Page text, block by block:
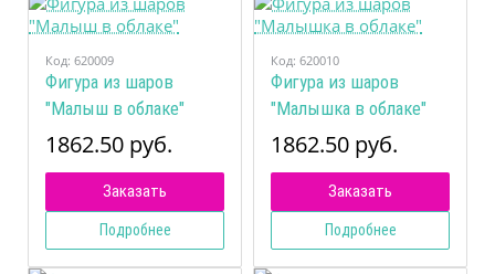
Код: 620009
Фигура из шаров
"Малыш в облаке"
1862.50 руб.
Заказать
Подробнее
Код: 620010
Фигура из шаров
"Малышка в облаке"
1862.50 руб.
Заказать
Подробнее